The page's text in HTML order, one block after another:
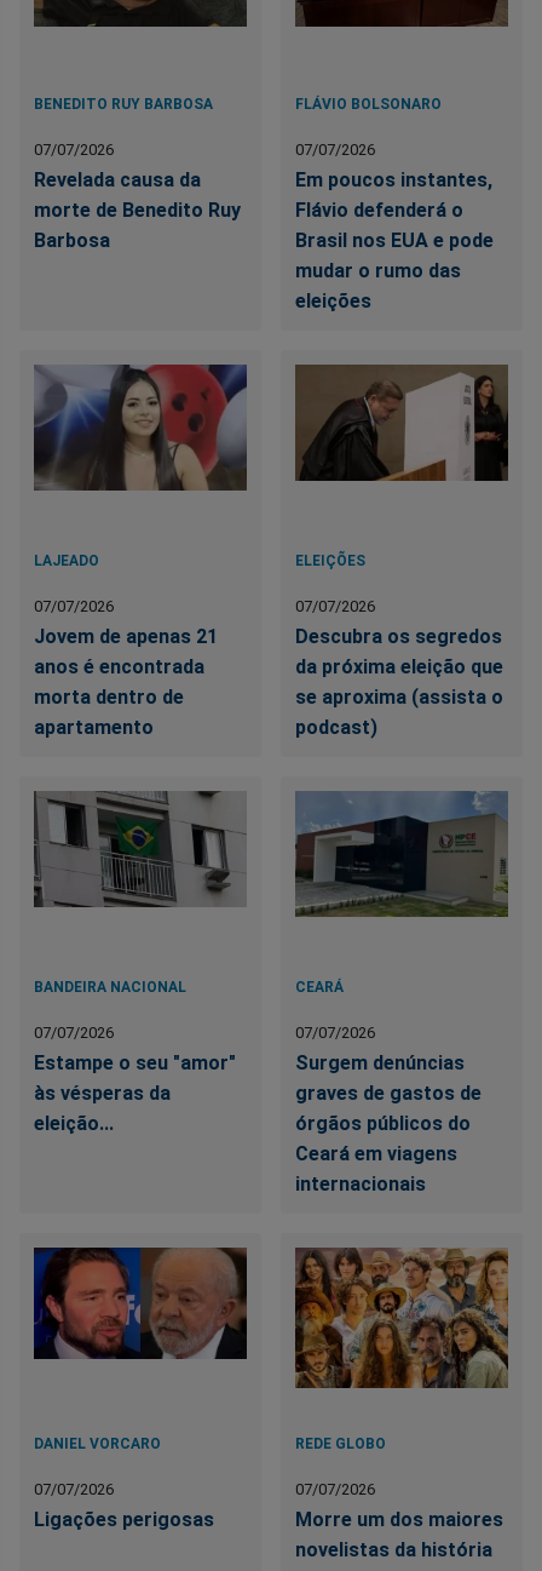
BENEDITO RUY BARBOSA
07/07/2026
Revelada causa da
morte de Benedito Ruy
Barbosa
FLÁVIO BOLSONARO
07/07/2026
Em poucos instantes,
Flávio defenderá o
Brasil nos EUA e pode
mudar o rumo das
eleições
LAJEADO
07/07/2026
Jovem de apenas 21
anos é encontrada
morta dentro de
apartamento
ELEIÇÕES
07/07/2026
Descubra os segredos
da próxima eleição que
se aproxima (assista o
podcast)
BANDEIRA NACIONAL
07/07/2026
Estampe o seu "amor"
às vésperas da
eleição...
CEARÁ
07/07/2026
Surgem denúncias
graves de gastos de
órgãos públicos do
Ceará em viagens
internacionais
DANIEL VORCARO
07/07/2026
Ligações perigosas
REDE GLOBO
07/07/2026
Morre um dos maiores
novelistas da história